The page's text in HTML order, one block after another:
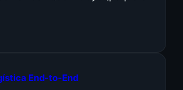
End-to-End